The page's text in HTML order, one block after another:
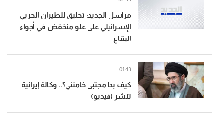
مراسل الجديد: تحليق للطيران الحربي
الإسرائيلي على علو منخفض في أجواء
البقاع
كيف بدا مجتبى خامنئي؟.. وكالة إيرانية
تنشر (فيديو)
01:43